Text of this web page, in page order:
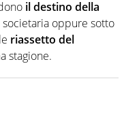
il destino della
societaria oppure sotto
riassetto del
stagione.